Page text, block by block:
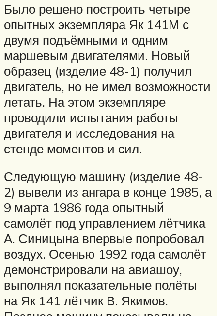
Было решено построить четыре
опытных экземпляра Як 141М с
двумя подъёмными и одним
маршевым двигателями. Новый
образец (изделие 48-1) получил
двигатель, но не имел возможности
летать. На этом экземпляре
проводили испытания работы
двигателя и исследования на
стенде моментов и сил.
Следующую машину (изделие 48-
2) вывели из ангара в конце 1985, а
9 марта 1986 года опытный
самолёт под управлением лётчика
А. Синицына впервые попробовал
воздух. Осенью 1992 года самолёт
демонстрировали на авиашоу,
выполнял показательные полёты
на Як 141 лётчик В. Якимов.